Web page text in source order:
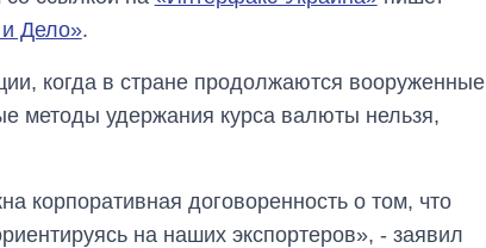
Дело».
когда в стране продолжаются вооруженные
методы удержания курса валюты нельзя,
корпоративная договоренность о том, что
на наших экспортеров», - заявил